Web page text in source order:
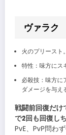
ヴァラク
火のプリースト。
特性：味方にス
必殺技：味方に
ダメージを与え
戦闘前回復だけ
で2回も回復しち
PvE、PvP問わ